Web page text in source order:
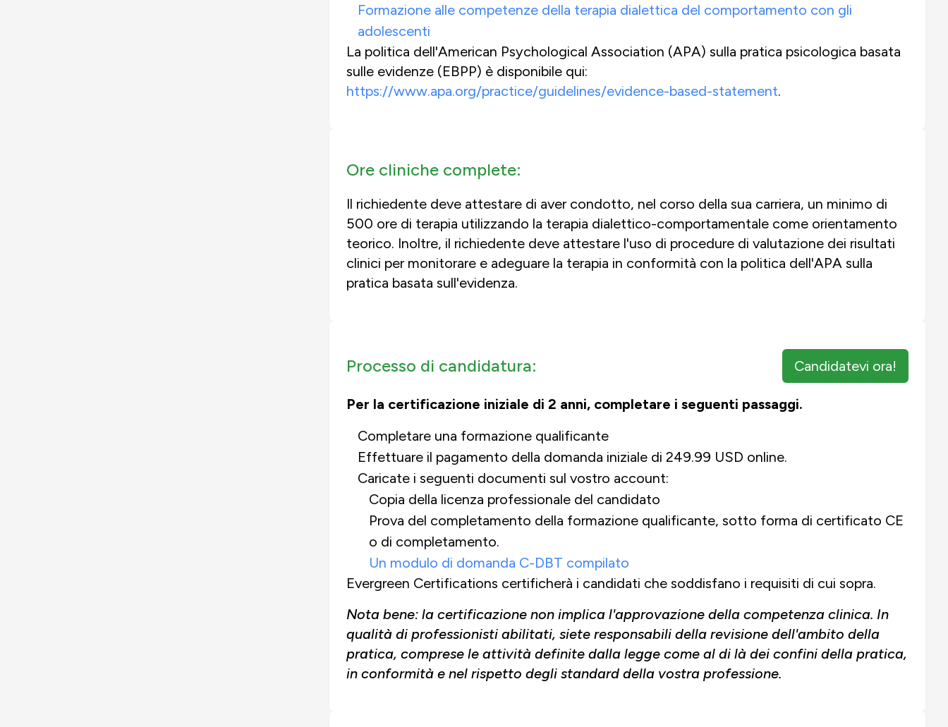
Formazione alle competenze della terapia dialettica del comportamento con gli
adolescenti
La politica dell'American Psychological Association (APA) sulla pratica psicologica basata
sulle evidenze (EBPP) è disponibile qui:
https://www.apa.org/practice/guidelines/evidence-based-statement.
Ore cliniche complete:
Il richiedente deve attestare di aver condotto, nel corso della sua carriera, un minimo di
500 ore di terapia utilizzando la terapia dialettico-comportamentale come orientamento
teorico. Inoltre, il richiedente deve attestare l'uso di procedure di valutazione dei risultati
clinici per monitorare e adeguare la terapia in conformità con la politica dell'APA sulla
pratica basata sull'evidenza.
Processo di candidatura: Candidatevi ora!
Per la certificazione iniziale di 2 anni, completare i seguenti passaggi.
Completare una formazione qualificante
Effettuare il pagamento della domanda iniziale di 249.99 USD online.
Caricate i seguenti documenti sul vostro account:
Copia della licenza professionale del candidato
Prova del completamento della formazione qualificante, sotto forma di certificato CE
o di completamento.
Un modulo di domanda C-DBT compilato
Evergreen Certifications certificherà i candidati che soddisfano i requisiti di cui sopra.
Nota bene: la certificazione non implica l'approvazione della competenza clinica. In
qualità di professionisti abilitati, siete responsabili della revisione dell'ambito della
pratica, comprese le attività definite dalla legge come al di là dei confini della pratica,
in conformità e nel rispetto degli standard della vostra professione.